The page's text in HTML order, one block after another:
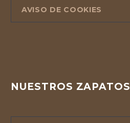
AVISO DE COOKIES
NUESTROS ZAPATOS